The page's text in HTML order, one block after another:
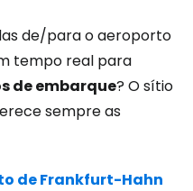
de/para o aeroporto
tempo real para
de embarque? O sítio
sempre as
de Frankfurt-Hahn